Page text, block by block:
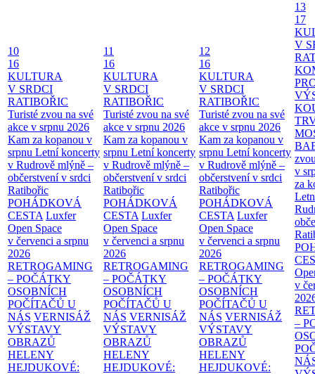
10
16
KULTURA
V SRDCI
RATIBOŘIC
Turisté zvou na své
akce v srpnu 2026
Kam za kopanou v
srpnu Letní koncerty
v Rudrově mlýně –
občerstvení v srdci
Ratibořic
POHÁDKOVÁ
CESTA Luxfer
Open Space
v červenci a srpnu
2026
RETROGAMING
– POČÁTKY
OSOBNÍCH
POČÍTAČŮ U
NÁS VERNISÁŽ
VÝSTAVY
OBRAZŮ
HELENY
HEJDUKOVÉ:
11
16
KULTURA
V SRDCI
RATIBOŘIC
Turisté zvou na své
akce v srpnu 2026
Kam za kopanou v
srpnu Letní koncerty
v Rudrově mlýně –
občerstvení v srdci
Ratibořic
POHÁDKOVÁ
CESTA Luxfer
Open Space
v červenci a srpnu
2026
RETROGAMING
– POČÁTKY
OSOBNÍCH
POČÍTAČŮ U
NÁS VERNISÁŽ
VÝSTAVY
OBRAZŮ
HELENY
HEJDUKOVÉ:
12
16
KULTURA
V SRDCI
RATIBOŘIC
Turisté zvou na své
akce v srpnu 2026
Kam za kopanou v
srpnu Letní koncerty
v Rudrově mlýně –
občerstvení v srdci
Ratibořic
POHÁDKOVÁ
CESTA Luxfer
Open Space
v červenci a srpnu
2026
RETROGAMING
– POČÁTKY
OSOBNÍCH
POČÍTAČŮ U
NÁS VERNISÁŽ
VÝSTAVY
OBRAZŮ
HELENY
HEJDUKOVÉ:
13
17
V
v
za
v
–